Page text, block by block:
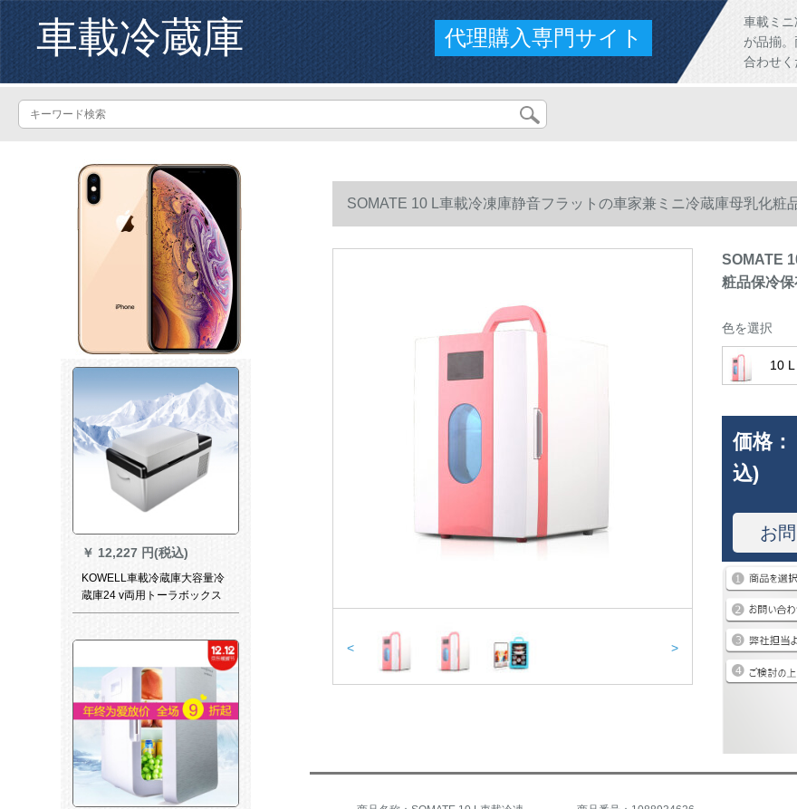
車載冷蔵庫 代理購入専門サイト
車載ミ
が品揃
合わせく
￥ 12,227 円(税込)
KOWELL車載冷蔵庫大容量冷
蔵庫24 v両用トーラボックス
家庭12 v冷蔵庫専門用冷蔵庫
SOMATE 10 L車載冷凍庫静音フラットの車家兼ミニ冷蔵庫母乳化粧
< >
SOMATE
粧品保冷
色を選択
10
価格：
込)
お